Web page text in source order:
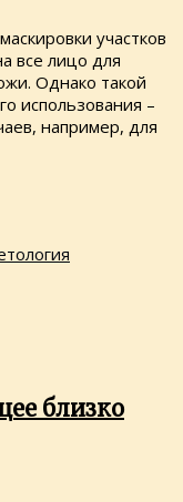
участков
все лицо для
Однако такой
использования –
например, для
близко